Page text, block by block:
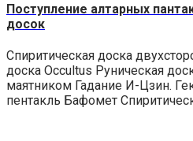
Поступление алтарных
досок
Спиритическая доска
доска Occultus Руническая
маятником Гадание И-Цзин.
пентакль Бафомет